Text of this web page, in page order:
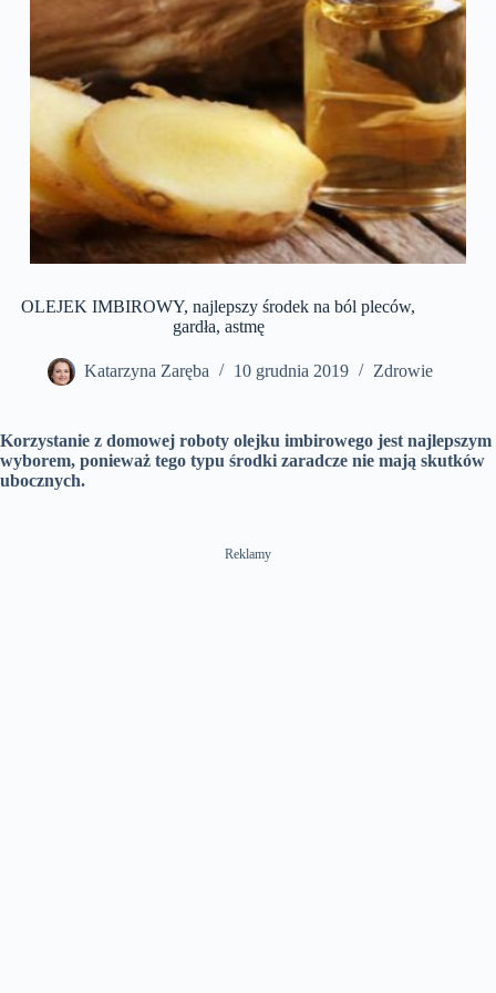
OLEJEK IMBIROWY, najlepszy środek na ból pleców,
gardła, astmę
Katarzyna Zaręba 10 grudnia 2019 Zdrowie
Korzystanie z domowej roboty olejku imbirowego jest najlepszym
wyborem, ponieważ tego typu środki zaradcze nie mają skutków
ubocznych.
Reklamy